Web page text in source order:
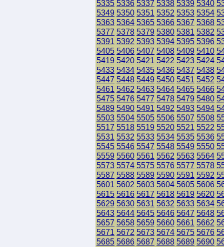
5335 5336 5337 5338 5339 5340
5349 5350 5351 5352 5353 5354
5363 5364 5365 5366 5367 5368
5377 5378 5379 5380 5381 5382
5391 5392 5393 5394 5395 5396
5405 5406 5407 5408 5409 5410
5419 5420 5421 5422 5423 5424
5433 5434 5435 5436 5437 5438
5447 5448 5449 5450 5451 5452
5461 5462 5463 5464 5465 5466
5475 5476 5477 5478 5479 5480
5489 5490 5491 5492 5493 5494
5503 5504 5505 5506 5507 5508
5517 5518 5519 5520 5521 5522
5531 5532 5533 5534 5535 5536
5545 5546 5547 5548 5549 5550
5559 5560 5561 5562 5563 5564
5573 5574 5575 5576 5577 5578
5587 5588 5589 5590 5591 5592
5601 5602 5603 5604 5605 5606
5615 5616 5617 5618 5619 5620
5629 5630 5631 5632 5633 5634
5643 5644 5645 5646 5647 5648
5657 5658 5659 5660 5661 5662
5671 5672 5673 5674 5675 5676
5685 5686 5687 5688 5689 5690